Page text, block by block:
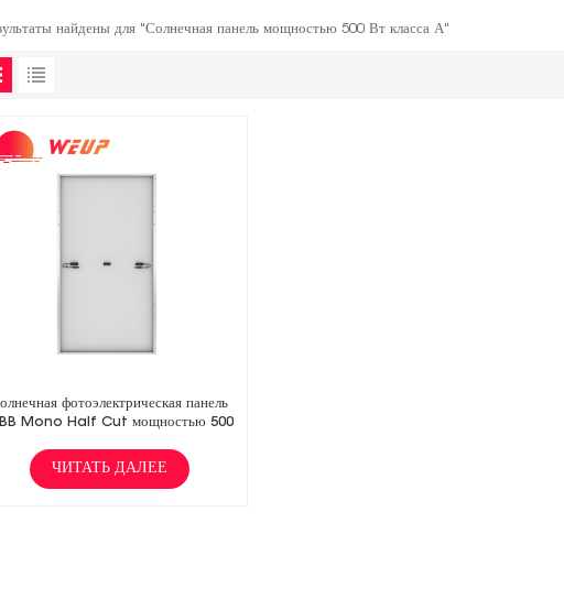
найдены для "Солнечная панель мощностью 500 Вт класса А"
фотоэлектрическая панель
Mono Half Cut мощностью 500
ЧИТАТЬ ДАЛЕЕ